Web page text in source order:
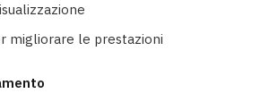
migliorare le prestazioni